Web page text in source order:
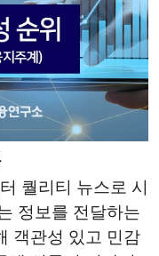
퀄리티 뉴스로 시
정보를 전달하는
객관성 있고 민감